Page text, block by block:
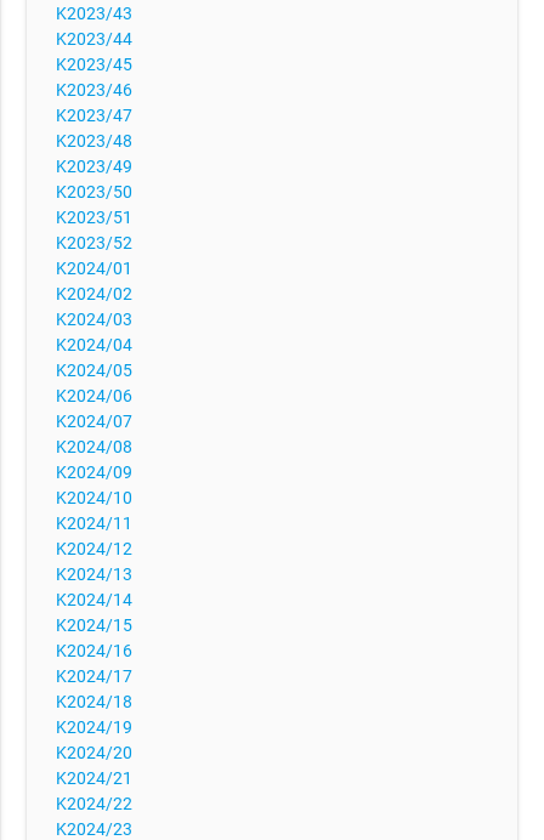
K2023/43
K2023/44
K2023/45
K2023/46
K2023/47
K2023/48
K2023/49
K2023/50
K2023/51
K2023/52
K2024/01
K2024/02
K2024/03
K2024/04
K2024/05
K2024/06
K2024/07
K2024/08
K2024/09
K2024/10
K2024/11
K2024/12
K2024/13
K2024/14
K2024/15
K2024/16
K2024/17
K2024/18
K2024/19
K2024/20
K2024/21
K2024/22
K2024/23